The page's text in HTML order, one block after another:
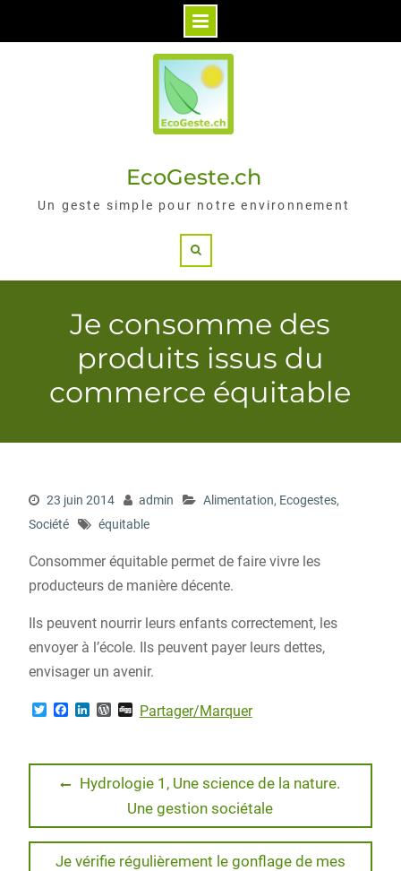
EcoGeste.ch
Un geste simple pour notre environnement
Je consomme des
produits issus du
commerce équitable
23 juin 2014 admin Alimentation, Ecogestes,
Société
équitable
Consommer équitable permet de faire vivre les
producteurs de manière décente.
Ils peuvent nourrir leurs enfants correctement, les
envoyer à l’école. Ils peuvent payer leurs dettes,
envisager un avenir.
T
t
F
b
o
L
e
d
I
W
P
r
s
DPartager/Marquer
Navigation
l’article
Previous
Hydrologie 1, Une science de la nature.
Une gestion sociétale
Next
Je vérifie régulièrement le gonflage de mes